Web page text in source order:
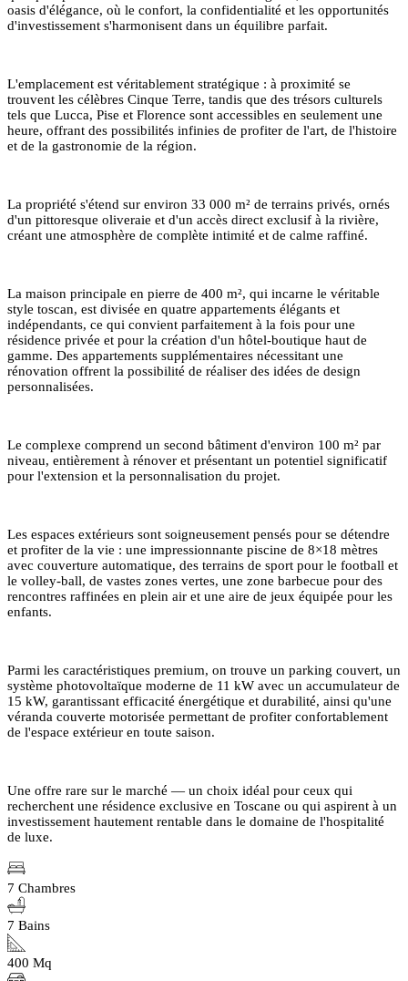
oasis d'élégance, où le confort, la confidentialité et les opportunités
d'investissement s'harmonisent dans un équilibre parfait.
L'emplacement est véritablement stratégique : à proximité se
trouvent les célèbres Cinque Terre, tandis que des trésors culturels
tels que Lucca, Pise et Florence sont accessibles en seulement une
heure, offrant des possibilités infinies de profiter de l'art, de l'histoire
et de la gastronomie de la région.
La propriété s'étend sur environ 33 000 m² de terrains privés, ornés
d'un pittoresque oliveraie et d'un accès direct exclusif à la rivière,
créant une atmosphère de complète intimité et de calme raffiné.
La maison principale en pierre de 400 m², qui incarne le véritable
style toscan, est divisée en quatre appartements élégants et
indépendants, ce qui convient parfaitement à la fois pour une
résidence privée et pour la création d'un hôtel-boutique haut de
gamme. Des appartements supplémentaires nécessitant une
rénovation offrent la possibilité de réaliser des idées de design
personnalisées.
Le complexe comprend un second bâtiment d'environ 100 m² par
niveau, entièrement à rénover et présentant un potentiel significatif
pour l'extension et la personnalisation du projet.
Les espaces extérieurs sont soigneusement pensés pour se détendre
et profiter de la vie : une impressionnante piscine de 8×18 mètres
avec couverture automatique, des terrains de sport pour le football et
le volley-ball, de vastes zones vertes, une zone barbecue pour des
rencontres raffinées en plein air et une aire de jeux équipée pour les
enfants.
Parmi les caractéristiques premium, on trouve un parking couvert, un
système photovoltaïque moderne de 11 kW avec un accumulateur de
15 kW, garantissant efficacité énergétique et durabilité, ainsi qu'une
véranda couverte motorisée permettant de profiter confortablement
de l'espace extérieur en toute saison.
Une offre rare sur le marché — un choix idéal pour ceux qui
recherchent une résidence exclusive en Toscane ou qui aspirent à un
investissement hautement rentable dans le domaine de l'hospitalité
de luxe.
7 Chambres
7 Bains
400 Mq